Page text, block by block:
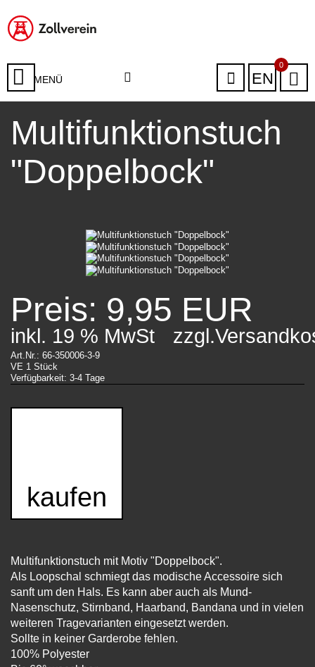
MENÜ EN
0
Multifunktionstuch
"Doppelbock"
Preis: 9,95 EUR
inkl. 19 % MwSt
Art.Nr.: 66-350006-3-9
VE 1 Stück
Verfügbarkeit: 3-4 Tage
kaufen
Multifunktionstuch mit Motiv "Doppelbock".
Als Loopschal schmiegt das modische Accessoire sich
sanft um den Hals. Es kann aber auch als Mund-
Nasenschutz, Stirnband, Haarband, Bandana und in vielen
weiteren Tragevarianten eingesetzt werden.
Sollte in keiner Garderobe fehlen.
100% Polyester